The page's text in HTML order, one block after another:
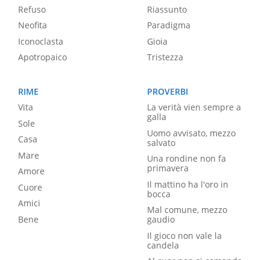
Refuso
Neofita
Iconoclasta
Apotropaico
Riassunto
Paradigma
Gioia
Tristezza
RIME
Vita
Sole
Casa
Mare
Amore
Cuore
Amici
Bene
PROVERBI
La verità vien sempre a
galla
Uomo avvisato, mezzo
salvato
Una rondine non fa
primavera
Il mattino ha l'oro in
bocca
Mal comune, mezzo
gaudio
Il gioco non vale la
candela